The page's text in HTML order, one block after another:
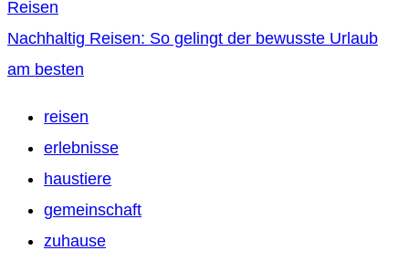
Reisen
Nachhaltig Reisen: So gelingt der bewusste Urlaub
am besten
reisen
erlebnisse
haustiere
gemeinschaft
zuhause